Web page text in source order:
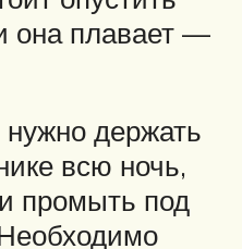
она плавает —
держать
всю ночь,
промыть под